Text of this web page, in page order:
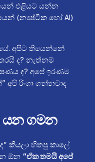
එළියට යන්න
(න්‍යෂ්ටික හෝ AI)
අපිට තියෙන්නේ
ද? නැත්නම්
ද? අපේ ඉරණම
රිංගා ගන්නවාද
යන ගමන
කියලා හිතපු කාලේ
ඕන “ඒක තමයි අපේ